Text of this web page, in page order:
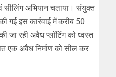
सीलिंग अभियान चलाया। संयुक्त
गई इस कार्रवाई में करीब 50
जा रही अवैध प्लॉटिंग को ध्वस्त
एक अवैध निर्माण को सील कर